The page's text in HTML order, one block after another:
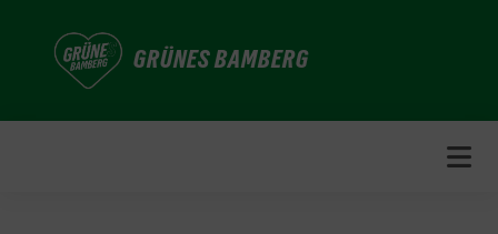
GRÜNES BAMBERG